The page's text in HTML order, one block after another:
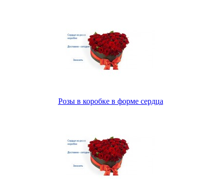
Розы в коробке в форме сердца